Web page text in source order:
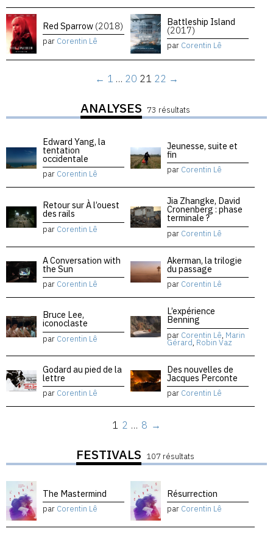
Red Sparrow (2018)
par Corentin Lê
Battleship Island
(2017)
par Corentin Lê
← 1 … 20 21 22 →
ANALYSES 73 résultats
Edward Yang, la
tentation
occidentale
par Corentin Lê
Jeunesse, suite et
fin
par Corentin Lê
Retour sur À l’ouest
des rails
par Corentin Lê
Jia Zhangke, David
Cronenberg : phase
terminale ?
par Corentin Lê
A Conversation with
the Sun
par Corentin Lê
Akerman, la trilogie
du passage
par Corentin Lê
Bruce Lee,
iconoclaste
par Corentin Lê
L’expérience
Benning
par Corentin Lê, Marin
Gérard, Robin Vaz
Godard au pied de la
lettre
par Corentin Lê
Des nouvelles de
Jacques Perconte
par Corentin Lê
1 2 … 8 →
FESTIVALS 107 résultats
The Mastermind
par Corentin Lê
Résurrection
par Corentin Lê